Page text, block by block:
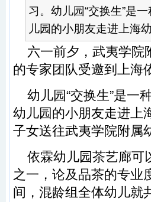
习。幼儿园“交换生”是
儿园的小朋友走进上海
六一前夕，武夷学院
的专家团队受邀到上海
幼儿园“交换生”是一
幼儿园的小朋友走进上
子女送往武夷学院附属
依霖幼儿园茶艺廊可
之一，论及品茶的专业
间，混龄组全体幼儿就